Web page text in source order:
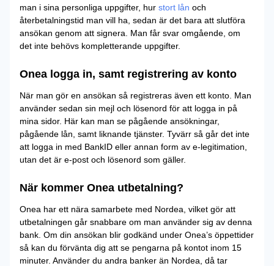
man i sina personliga uppgifter, hur stort lån och
återbetalningstid man vill ha, sedan är det bara att slutföra
ansökan genom att signera. Man får svar omgående, om
det inte behövs kompletterande uppgifter.
Onea logga in, samt registrering av konto
När man gör en ansökan så registreras även ett konto. Man
använder sedan sin mejl och lösenord för att logga in på
mina sidor. Här kan man se pågående ansökningar,
pågående lån, samt liknande tjänster. Tyvärr så går det inte
att logga in med BankID eller annan form av e-legitimation,
utan det är e-post och lösenord som gäller.
När kommer Onea utbetalning?
Onea har ett nära samarbete med Nordea, vilket gör att
utbetalningen går snabbare om man använder sig av denna
bank. Om din ansökan blir godkänd under Onea’s öppettider
så kan du förvänta dig att se pengarna på kontot inom 15
minuter. Använder du andra banker än Nordea, då tar